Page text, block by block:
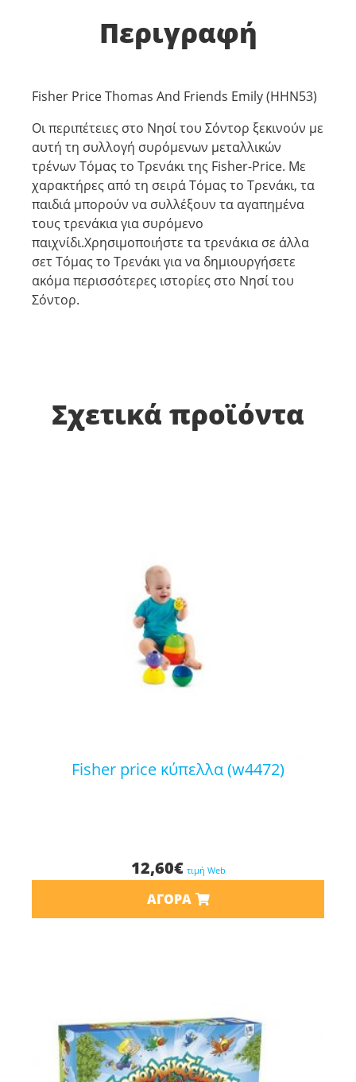
Περιγραφή
Fisher Price Thomas And Friends Emily (HHN53)
Οι περιπέτειες στο Νησί του Σόντορ ξεκινούν με
αυτή τη συλλογή συρόμενων μεταλλικών
τρένων Τόμας το Τρενάκι της Fisher-Price. Με
χαρακτήρες από τη σειρά Τόμας το Τρενάκι, τα
παιδιά μπορούν να συλλέξουν τα αγαπημένα
τους τρενάκια για συρόμενο
παιχνίδι.Χρησιμοποιήστε τα τρενάκια σε άλλα
σετ Τόμας το Τρενάκι για να δημιουργήσετε
ακόμα περισσότερες ιστορίες στο Νησί του
Σόντορ.
Σχετικά προϊόντα
fisher price κύπελλα (w4472)
12,60€ τιμή Web
ΑΓΟΡΆ